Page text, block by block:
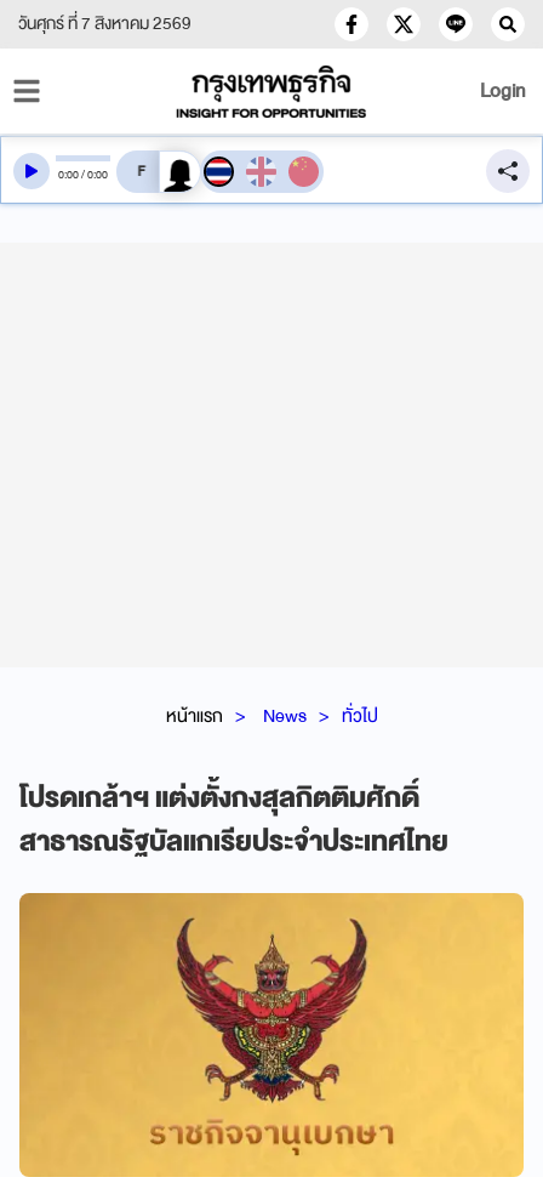
วันศุกร์ ที่ 7 สิงหาคม 2569
Login
หน้าแรก News ทั่วไป
โปรดเกล้าฯ แต่งตั้งกงสุลกิตติมศักดิ์
สาธารณรัฐบัลแกเรียประจำประเทศไทย
0:00/0:00 สลับเสียงอ่าน